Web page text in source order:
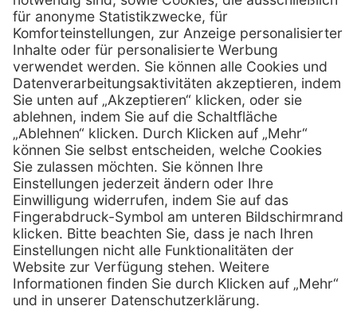
Telefon: 0800 - 600 66 30
Telefon:0800 - 07 01 96
E-Mail:info @ praxis-discount.de
Services
Serviceversprechen
Sprechstundenbedarf
Retoure anmelden
Hilfe
FAQs
Kontakt
Lob & Kritik
Zertifikat Rechtliches
Impressum
Datenschutz
AGB